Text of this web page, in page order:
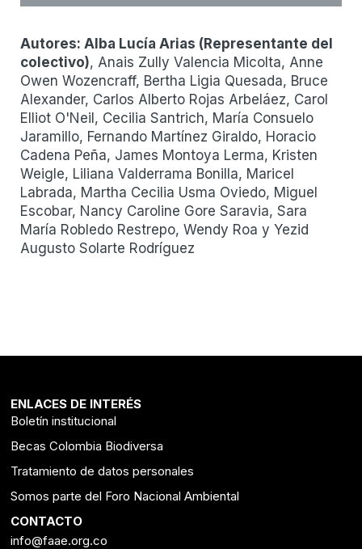
Autores: Alba Lucía Arias ( Representante del
colectivo), Anais Zully Valencia Micolta, Anne
Owen Wozencraff, Bertha Ligia Quesada, Bruce
Alexander, Carlos Alberto Rojas Arbeláez, Carol
Elliot O'Neil, Cecilia Santrich, María Consuelo
Jaramillo, Fernando Martínez Giraldo, Horacio
Cadena Peña, James Montoya Lerma, Kristen
Weigle, Liliana Valderrama Bonilla, Maricel
Labrada, Martha Cecilia Usma Oviedo, Miguel
Escobar, Nancy Caroline Gore Saravia, Sara
María Robledo Restrepo, Wendy Roa y Yezid
Augusto Solarte Rodríguez
ENLACES DE INTERÉS
Boletín institucional
Becas Colombia Biodiversa
Tratamiento de datos personales
Somos parte del Foro Nacional Ambiental
CONTACTO
info@faae.org.co